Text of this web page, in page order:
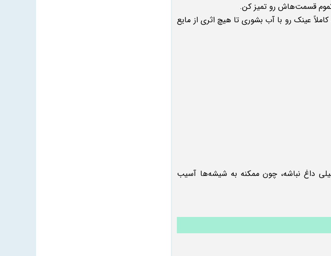
تموم قسمت‌هاش رو تمیز کن.
عینک رو با آب بشوری تا هیچ اثری از مایع
داغ نباشه، چون ممکنه به شیشه‌ها آسیب